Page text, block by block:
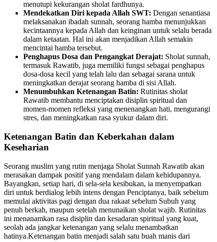
menutupi kekurangan sholat fardhunya.
Mendekatkan Diri kepada Allah SWT: Dengan senantiasa
melaksanakan ibadah sunnah, seorang hamba menunjukkan
kecintaannya kepada Allah dan keinginan untuk selalu berada
dalam ketaatan. Hal ini akan menjadikan Allah semakin
mencintai hamba tersebut.
Penghapus Dosa dan Pengangkat Derajat: Sholat sunnah,
termasuk Rawatib, juga memiliki fungsi sebagai penghapus
dosa-dosa kecil yang telah lalu dan sebagai sarana untuk
meningkatkan derajat seorang hamba di sisi Allah.
Menumbuhkan Ketenangan Batin: Rutinitas sholat
Rawatib membantu menciptakan disiplin spiritual dan
momen-momen refleksi yang menenangkan hati, mengurangi
stres, dan meningkatkan rasa syukur dalam diri.
Ketenangan Batin dan Keberkahan dalam
Keseharian
Seorang muslim yang rutin menjaga Sholat Sunnah Rawatib akan
merasakan dampak positif yang mendalam dalam kehidupannya.
Bayangkan, setiap hari, di sela-sela kesibukan, ia menyempatkan
diri untuk berdialog lebih intens dengan Penciptanya, baik sebelum
memulai aktivitas pagi dengan dua rakaat sebelum Subuh yang
penuh berkah, maupun setelah menunaikan sholat wajib. Rutinitas
ini menanamkan rasa disiplin dan kesadaran spiritual yang kuat,
seolah ada jangkar ketenangan yang selalu menambatkan
hatinya.Ketenangan batin menjadi salah satu buah manis dari